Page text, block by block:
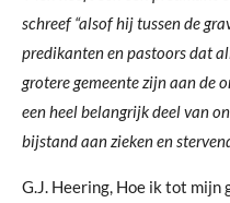
schreef “alsof hij tussen de
predikanten en pastoors dat
grotere gemeente zijn aan de
een heel belangrijk deel van
bijstand aan zieken en
G.J. Heering, Hoe ik tot mijn